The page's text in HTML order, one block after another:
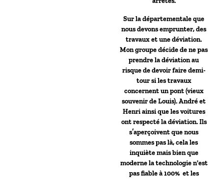
Sur la départementale que
nous devons emprunter, des
travaux et une déviation.
Mon groupe décide de ne pas
prendre la déviation au
risque de devoir faire demi-
tour si les travaux
concernent un pont (vieux
souvenir de Louis). André et
Henri ainsi que les voitures
ont respecté la déviation. Ils
s’aperçoivent que nous
sommes pas là, cela les
inquiète mais bien que
moderne la technologie n'est
pas fiable à 100% et les